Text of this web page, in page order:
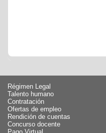
Régimen Legal
Talento humano
Contratación
Ofertas de empleo
Rendición de cuentas
Concurso docente